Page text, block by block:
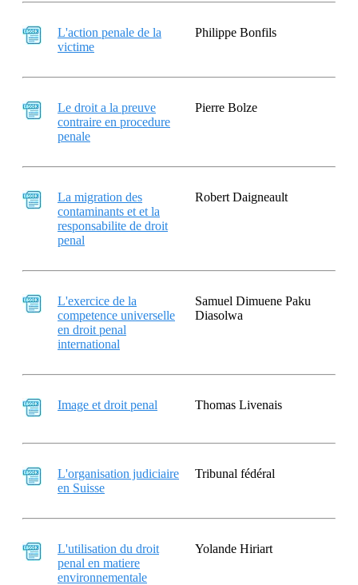
L'action penale de la
victime
Philippe Bonfils
Le droit a la preuve
contraire en procedure
penale
Pierre Bolze
La migration des
contaminants et et la
responsabilite de droit
penal
Robert Daigneault
L'exercice de la
competence universelle
en droit penal
international
Samuel Dimuene Paku
Diasolwa
Image et droit penal Thomas Livenais
L'organisation judiciaire
en Suisse
Tribunal fédéral
L'utilisation du droit
penal en matiere
environnementale
Yolande Hiriart